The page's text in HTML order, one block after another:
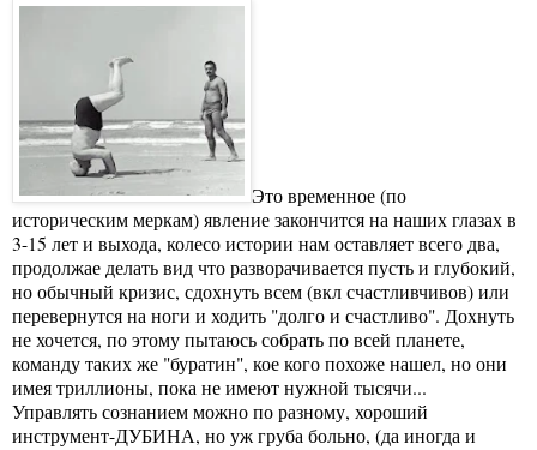
Это временное (по
историческим меркам) явление закончится на наших глазах в
3-15 лет и выхода, колесо истории нам оставляет всего два,
продолжае делать вид что разворачивается пусть и глубокий,
но обычный кризис, сдохнуть всем (вкл счастливчивов) или
перевернутся на ноги и ходить "долго и счастливо". Дохнуть
не хочется, по этому пытаюсь собрать по всей планете,
команду таких же "буратин", кое кого похоже нашел, но они
имея триллионы, пока не имеют нужной тысячи...
Управлять сознанием можно по разному, хороший
инструмент-ДУБИНА, но уж груба больно, (да иногда и